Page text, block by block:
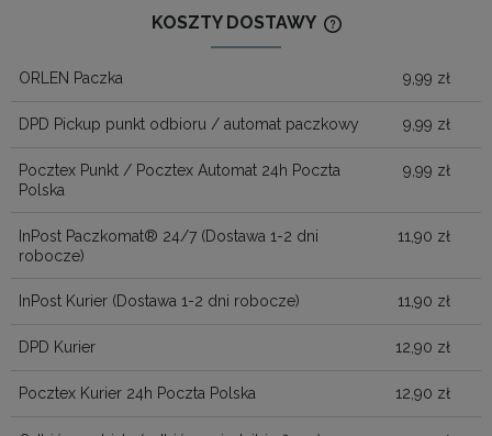
KOSZTY DOSTAWY
ORLEN Paczka 9,99 zł
DPD Pickup punkt odbioru / automat paczkowy 9,99 zł
Pocztex Punkt / Pocztex Automat 24h Poczta
Polska
9,99 zł
InPost Paczkomat® 24/7 (Dostawa 1-2 dni
robocze)
11,90 zł
InPost Kurier (Dostawa 1-2 dni robocze) 11,90 zł
DPD Kurier 12,90 zł
Pocztex Kurier 24h Poczta Polska 12,90 zł